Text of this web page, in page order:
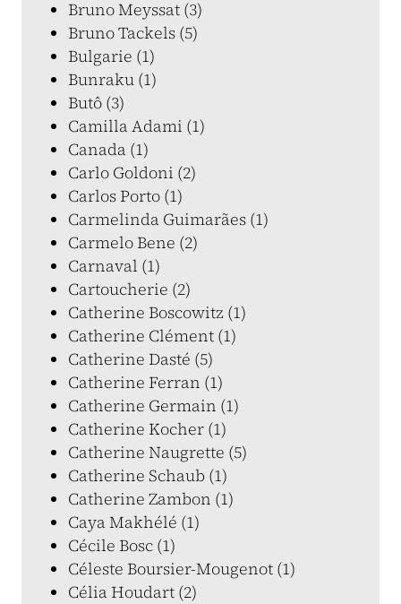
Bruno Meyssat (3)
Bruno Tackels (5)
Bulgarie (1)
Bunraku (1)
Butô (3)
Camilla Adami (1)
Canada (1)
Carlo Goldoni (2)
Carlos Porto (1)
Carmelinda Guimarães (1)
Carmelo Bene (2)
Carnaval (1)
Cartoucherie (2)
Catherine Boscowitz (1)
Catherine Clément (1)
Catherine Dasté (5)
Catherine Ferran (1)
Catherine Germain (1)
Catherine Kocher (1)
Catherine Naugrette (5)
Catherine Schaub (1)
Catherine Zambon (1)
Caya Makhélé (1)
Cécile Bosc (1)
Céleste Boursier-Mougenot (1)
Célia Houdart (2)